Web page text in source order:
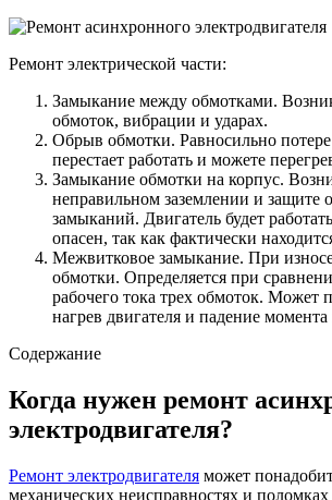
Ремонт электрической части:
Замыкание между обмотками.
обмоток, вибрации и ударах.
Обрыв обмотки. Равносильно
перестает работать и можете
Замыкание обмотки на корпус.
неправильном заземлении и защите
замыканий. Двигатель будет
опасен, так как фактически
Межвитковое замыкание. При
обмотки. Определяется при
рабочего тока трех обмоток. Может
нагрев двигателя и падение момента
Содержание
Когда нужен ремонт
электродвигателя?
Ремонт электродвигателя может
механических неисправностях и поломках